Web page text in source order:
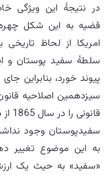
در نتیجۀ این ویژگی
قضیه به این شکل چهره
امریکا از لحاظ
سلطۀ سفید پوستان و
پیوند خورد، بنابراین
سیزدهمین اصلاحیه
سفیدپوستان وجود
به این موضوع تغییر
«سفید» به حیث یک